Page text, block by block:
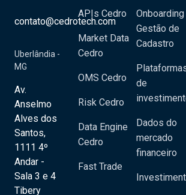
contato@cedrotech.com
Uberlândia -
MG
Av.
Anselmo
Alves dos
Santos,
1111 4º
Andar -
Sala 3 e 4
Tibery
APIs Cedro
Market Data
Cedro
OMS Cedro
Risk Cedro
Data Engine
Cedro
Fast Trade
Onboarding
Gestão de
Cadastro
de
Dados do
mercado
financeiro